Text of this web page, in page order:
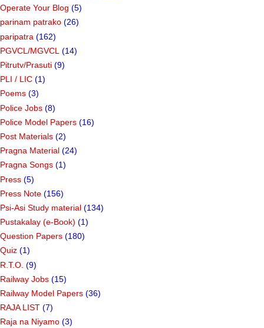
Operate Your Blog (5)
parinam patrako (26)
paripatra (162)
PGVCL/MGVCL (14)
Pitrutv/Prasuti (9)
PLI / LIC (1)
Poems (3)
Police Jobs (8)
Police Model Papers (16)
Post Materials (2)
Pragna Material (24)
Pragna Songs (1)
Press (5)
Press Note (156)
Psi-Asi Study material (134)
Pustakalay (e-Book) (1)
Question Papers (180)
Quiz (1)
R.T.O. (9)
Railway Jobs (15)
Railway Model Papers (36)
RAJA LIST (7)
Raja na Niyamo (3)